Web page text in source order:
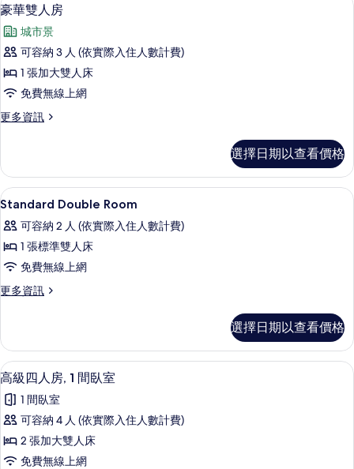
相
片
房
詳
情
示
豪
華
雙
房
所
有
相
片
21
豪華雙人房
城市景
可容納 3 人 (依實際入住人數計費)
1 張加大雙人床
免費無線上網
更多資訊
更
雙
人
房
詳
情
選擇日期以查看價格
顯
示
Standard
Double
Room
的
相
片
9
Standard Double Room
可容納 2 人 (依實際入住人數計費)
1 張標準雙人床
免費無線上網
更多資訊
更
Room
的
詳
選擇日期以查看價格
顯
示
高
級
四
高級四人房, 1 間臥室 | 高級寢具、羽
12
高級四人房, 1 間臥室
1 間臥室
可容納 4 人 (依實際入住人數計費)
2 張加大雙人床
免費無線上網